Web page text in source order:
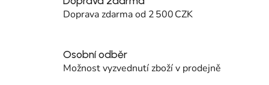
Doprava zdarma od 2 500 CZK
Osobní odběr
Možnost vyzvednutí zboží v prodejně